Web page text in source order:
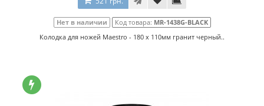
Нет в наличии Код товара: MR-1438G-BLACK
Колодка для ножей Maestro - 180 x 110мм гранит черный..